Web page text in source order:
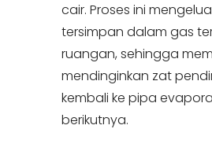
cair. Proses ini
tersimpan dalam gas
ruangan, sehingga
mendinginkan zat
kembali ke pipa
berikutnya.